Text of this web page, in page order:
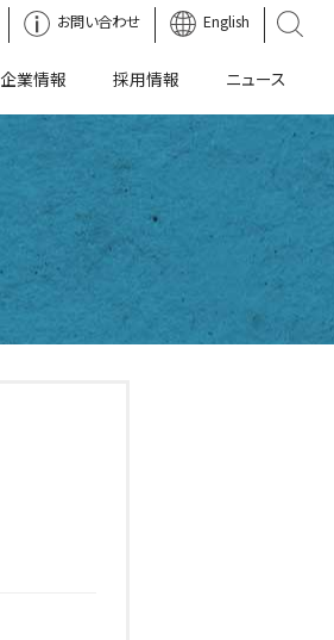
お問い合わせ English
企業情報 採用情報 ニュース